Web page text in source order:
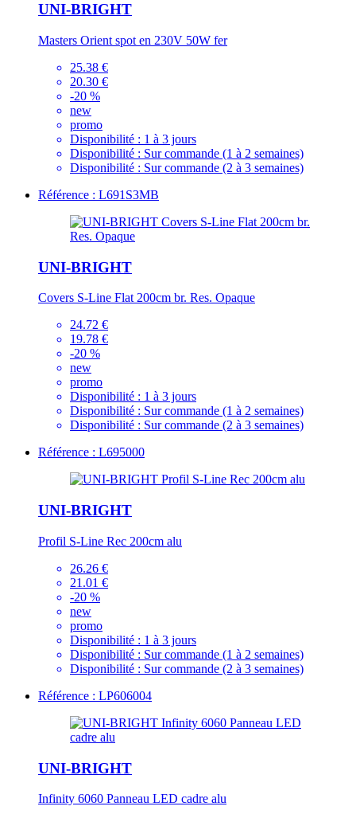
UNI-BRIGHT
Masters Orient spot en 230V 50W fer
25.38 €
20.30 €
-20 %
new
promo
Disponibilité : 1 à 3 jours
Disponibilité : Sur commande (1 à 2 semaines)
Disponibilité : Sur commande (2 à 3 semaines)
Référence : L691S3MB
UNI-BRIGHT
Covers S-Line Flat 200cm br. Res. Opaque
24.72 €
19.78 €
-20 %
new
promo
Disponibilité : 1 à 3 jours
Disponibilité : Sur commande (1 à 2 semaines)
Disponibilité : Sur commande (2 à 3 semaines)
Référence : L695000
UNI-BRIGHT
Profil S-Line Rec 200cm alu
26.26 €
21.01 €
-20 %
new
promo
Disponibilité : 1 à 3 jours
Disponibilité : Sur commande (1 à 2 semaines)
Disponibilité : Sur commande (2 à 3 semaines)
Référence : LP606004
UNI-BRIGHT
Infinity 6060 Panneau LED cadre alu